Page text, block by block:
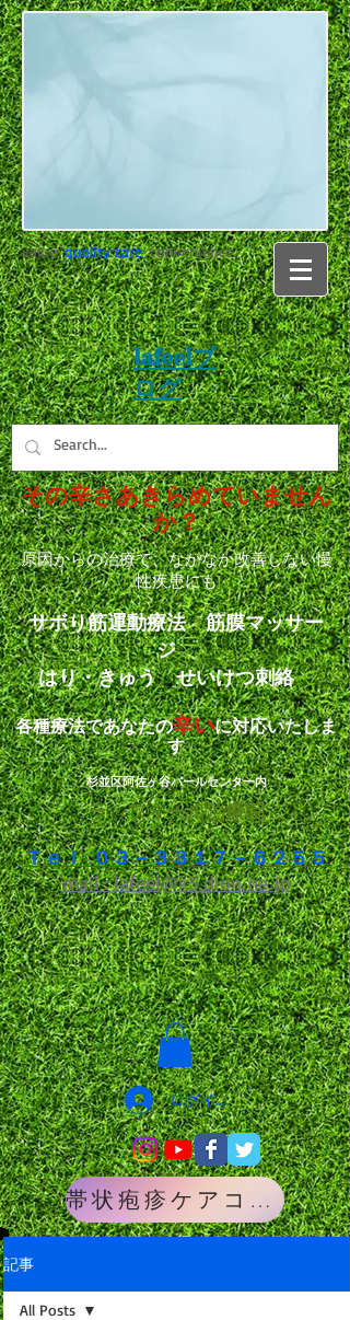
value.quality care.convenience.
lafeelブ
ログ
その辛さあきらめていません
か？
原因からの治療で、なかなか改善しない慢
性疾患にも
サボり筋運動療法 筋膜マッサー
ジ
はり・きゅう せいけつ刺絡
各種療法であなたの辛いに対応いたしま
す
杉並区阿佐ヶ谷パールセンター内
ラ・フィール治療院
Ｔｅｌ: ０３－３３１７－６２５５
mail : lafeel@k5.dion.ne.jp​​
ログイン
帯状疱疹ケアコース
記事
All Posts